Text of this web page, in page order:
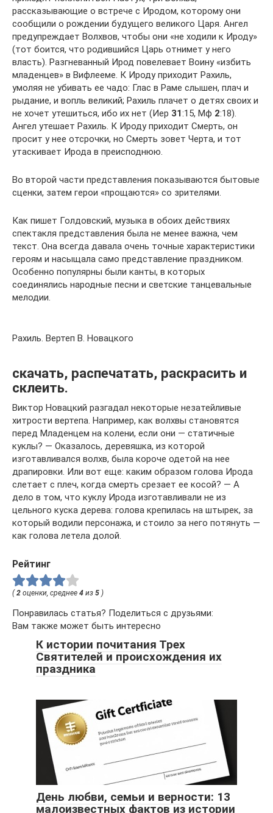
рассказывающие о встрече с Иродом, которому они
сообщили о рождении будущего великого Царя. Ангел
предупреждает Волхвов, чтобы они «не ходили к Ироду»
(тот боится, что родившийся Царь отнимет у него
власть). Разгневанный Ирод повелевает Воину «избить
младенцев» в Вифлееме. К Ироду приходит Рахиль,
умоляя не убивать ее чадо: Глас в Раме слышен, плач и
рыдание, и вопль великий; Рахиль плачет о детях своих и
не хочет утешиться, ибо их нет (Иер 31:15, Мф 2:18).
Ангел утешает Рахиль. К Ироду приходит Смерть, он
просит у нее отсрочки, но Смерть зовет Черта, и тот
утаскивает Ирода в преисподнюю.
Во второй части представления показываются бытовые
сценки, затем герои «прощаются» со зрителями.
Как пишет Голдовский, музыка в обоих действиях
спектакля представления была не менее важна, чем
текст. Она всегда давала очень точные характеристики
героям и насыщала само представление праздником.
Особенно популярны были канты, в которых
соединялись народные песни и светские танцевальные
мелодии.
Рахиль. Вертеп В. Новацкого
скачать, распечатать, раскрасить и
склеить.
Виктор Новацкий разгадал некоторые незатейливые
хитрости вертепа. Например, как волхвы становятся
перед Младенцем на колени, если они — статичные
куклы? — Оказалось, деревяшка, из которой
изготавливался волхв, была короче одетой на нее
драпировки. Или вот еще: каким образом голова Ирода
слетает с плеч, когда смерть срезает ее косой? — А
дело в том, что куклу Ирода изготавливали не из
цельного куска дерева: голова крепилась на штырек, за
который водили персонажа, и стоило за него потянуть —
как голова летела долой.
Рейтинг
( 2 оценки, среднее 4 из 5 )
Понравилась статья? Поделиться с друзьями:
Вам также может быть интересно
К истории почитания Трех
Святителей и происхождения их
праздника
День любви, семьи и верности: 13
малоизвестных фактов из истории